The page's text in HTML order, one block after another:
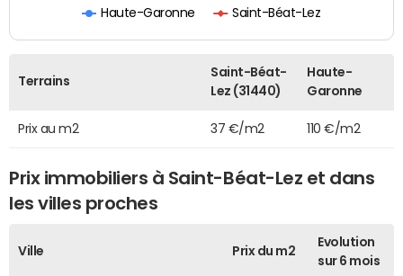
Haute-Garonne Saint-Béat-Lez
Terrains
Saint-Béat-
Lez (31440)
Haute-
Garonne
Prix au m2 37 €/m2 110 €/m2
Prix immobiliers à Saint-Béat-Lez et dans
les villes proches
Ville Prix du m2
Evolution
sur 6 mois